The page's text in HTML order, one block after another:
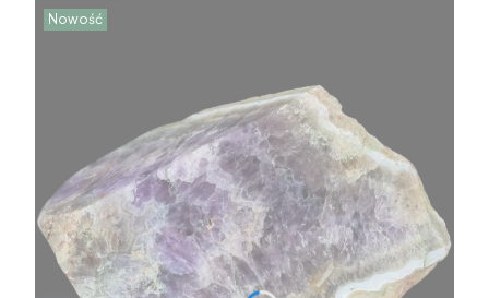
Nowość